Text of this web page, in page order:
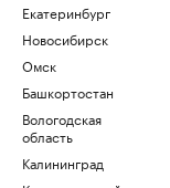
Екатеринбург
Новосибирск
Омск
Башкортостан
Вологодская
область
Калининград